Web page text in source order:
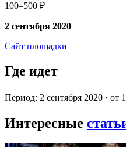
100–500 ₽
2 сентября 2020
Сайт площадки
Где идет
Период: 2 сентября 2020 · от
Интересные